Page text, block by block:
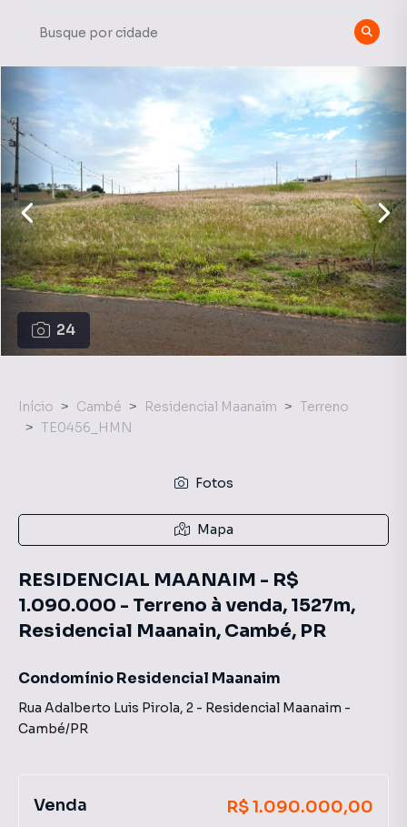
24
Início Cambé Residencial Maanaim
Terreno
TE0456_HMN
Fotos
Mapa
RESIDENCIAL MAANAIM - R$
1.090.000 - Terreno à venda, 1527m,
Residencial Maanain, Cambé, PR
Condomínio Residencial Maanaim
Rua Adalberto Luis Pirola, 2 - Residencial Maanaim -
Cambé/PR
Venda R$ 1.090.000,00